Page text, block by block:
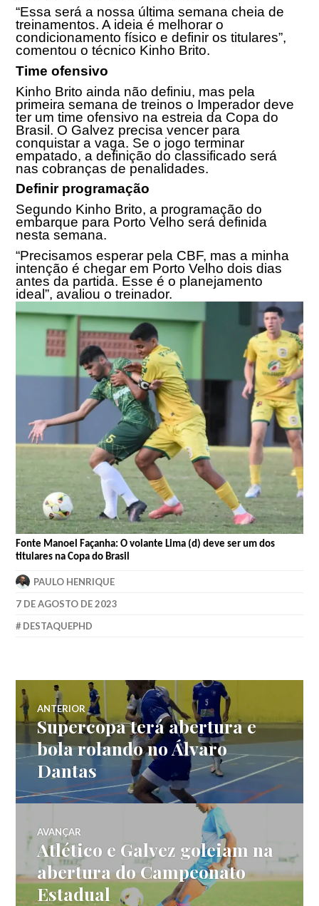
“Essa será a nossa última semana cheia de
treinamentos. A ideia é melhorar o
condicionamento físico e definir os titulares”,
comentou o técnico Kinho Brito.
Time ofensivo
Kinho Brito ainda não definiu, mas pela
primeira semana de treinos o Imperador deve
ter um time ofensivo na estreia da Copa do
Brasil. O Galvez precisa vencer para
conquistar a vaga. Se o jogo terminar
empatado, a definição do classificado será
nas cobranças de penalidades.
Definir programação
Segundo Kinho Brito, a programação do
embarque para Porto Velho será definida
nesta semana.
“Precisamos esperar pela CBF, mas a minha
intenção é chegar em Porto Velho dois dias
antes da partida. Esse é o planejamento
ideal”, avaliou o treinador.
Fonte Manoel Façanha: O volante Lima (d) deve ser um dos
titulares na Copa do Brasil
PAULO HENRIQUE
7 DE AGOSTO DE 2023
DESTAQUEPHD
ANTERIOR
Supercopa terá abertura e
bola rolando no Álvaro
Dantas
AVANÇAR
Atlético e Galvez goleiam na
abertura do Campeonato
Estadual